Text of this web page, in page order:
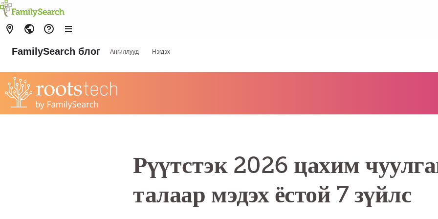
FamilySearch блог Ангиллууд Нэгдэх
Рүүтстэк 2026 цахим
талаар мэдэх ёстой 7 зүйлс